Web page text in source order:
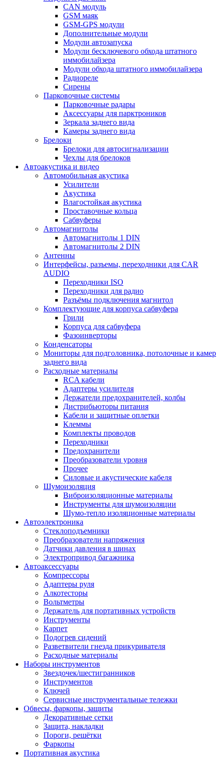
CAN модуль
GSM маяк
GSM-GPS модули
Дополнительные модули
Модули автозапуска
Модули бесключевого обхода штатного
иммобилайзера
Модули обхода штатного иммобилайзера
Радиореле
Сирены
Парковочные системы
Парковочные радары
Аксессуары для парктроников
Зеркала заднего вида
Камеры заднего вида
Брелоки
Брелоки для автосигнализации
Чехлы для брелоков
Автоакустика и видео
Автомобильная акустика
Усилители
Акустика
Влагостойкая акустика
Проставочные кольца
Сабвуферы
Автомагнитолы
Автомагнитолы 1 DIN
Автомагнитолы 2 DIN
Антенны
Интерфейсы, разъемы, переходники для CAR
AUDIO
Переходники ISO
Переходники для радио
Разъёмы подключения магнитол
Комплектующие для корпуса сабвуфера
Грили
Корпуса для сабвуфера
Фазоинверторы
Конденсаторы
Мониторы для подголовника, потолочные и камер
заднего вида
Расходные материалы
RCA кабели
Адаптеры усилителя
Держатели предохранителей, колбы
Дистрибьюторы питания
Кабели и защитные оплетки
Клеммы
Комплекты проводов
Переходники
Предохранители
Преобразователи уровня
Прочее
Силовые и акустические кабеля
Шумоизоляция
Виброизоляционные материалы
Инструменты для шумоизоляции
Шумо-тепло изоляционные материалы
Автоэлектроника
Стеклоподъемники
Преобразователи напряжения
Датчики давления в шинах
Электропривод багажника
Автоаксессуары
Компрессоры
Адаптеры руля
Алкотесторы
Вольтметры
Держатель для портативных устройств
Инструменты
Карпет
Подогрев сидений
Разветвители гнезда прикуривателя
Расходные материалы
Наборы инструментов
Звездочек/шестигранников
Инструментов
Ключей
Сервисные инструментальные тележки
Обвесы, фаркопы, защиты
Декоративные сетки
Защита, накладки
Пороги, решётки
Фаркопы
Портативная акустика